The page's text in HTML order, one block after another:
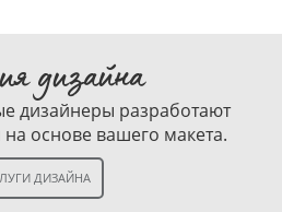
дизайна
дизайнеры разработают
основе вашего макета.